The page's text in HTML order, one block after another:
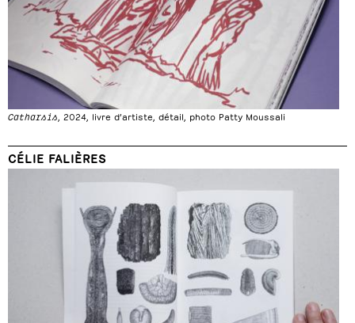
Catharsis, 2024, livre d’artiste, détail, photo Patty Moussali
CÉLIE FALIÈRES